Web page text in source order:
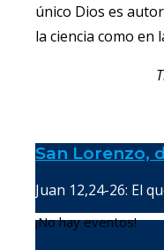
único Dios es
la ciencia como en
San Lorenzo,
Juan 12,24-26: El
¡No hay eventos!